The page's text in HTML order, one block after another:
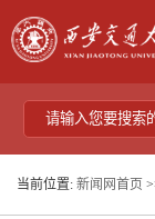
当前位置: 新闻网首页